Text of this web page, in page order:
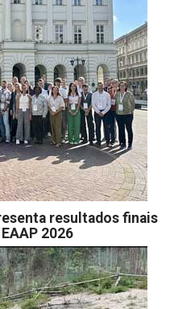
resultados finais
2026